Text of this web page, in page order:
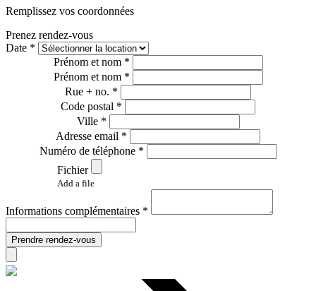
Remplissez vos coordonnées
Prenez rendez-vous
Date *
Prénom et nom *
Prénom et nom *
Rue + no. *
Code postal *
Ville *
Adresse email *
Numéro de téléphone *
Fichier
Add a file
Informations complémentaires *
Prendre rendez-vous